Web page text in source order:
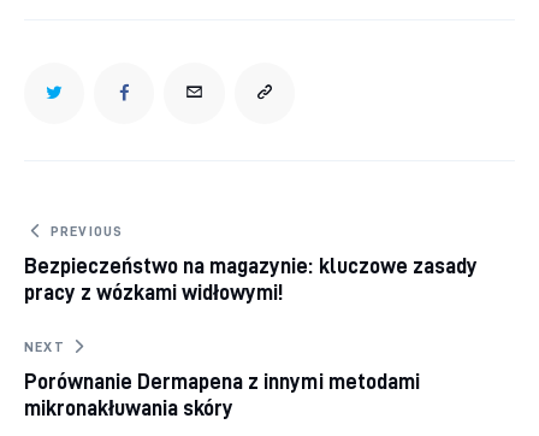
Nawigacja wpisu
PREVIOUS
Bezpieczeństwo na magazynie: kluczowe zasady
pracy z wózkami widłowymi!
NEXT
Porównanie Dermapena z innymi metodami
mikronakłuwania skóry